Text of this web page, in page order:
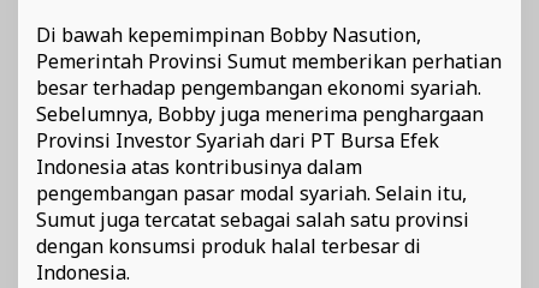
Di bawah kepemimpinan Bobby Nasution,
Pemerintah Provinsi Sumut memberikan perhatian
besar terhadap pengembangan ekonomi syariah.
Sebelumnya, Bobby juga menerima penghargaan
Provinsi Investor Syariah dari PT Bursa Efek
Indonesia atas kontribusinya dalam
pengembangan pasar modal syariah. Selain itu,
Sumut juga tercatat sebagai salah satu provinsi
dengan konsumsi produk halal terbesar di
Indonesia.